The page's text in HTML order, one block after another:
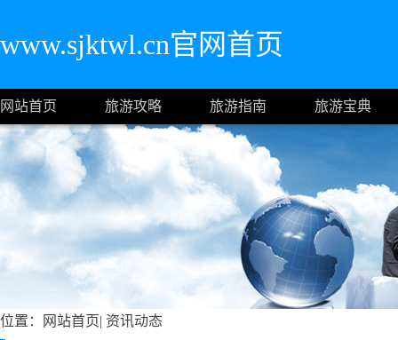
www.sjktwl.cn官网首页
网站首页 旅游攻略 旅游指南 旅游宝典
位置： 网站首页| 资讯动态